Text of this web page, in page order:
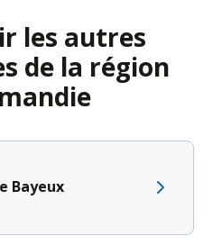
les autres
de la région
Bayeux